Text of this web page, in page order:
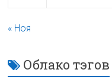
« Ноя
Облако тэгов